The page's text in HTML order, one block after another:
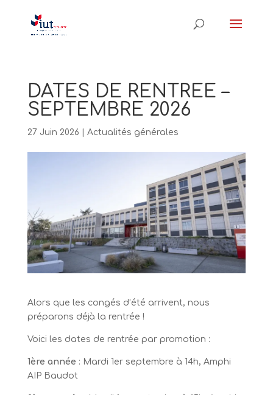
DATES DE RENTREE –
SEPTEMBRE 2026
27 Juin 2026 Actualités générales
Alors que les congés d’été arrivent, nous
préparons déjà la rentrée !
Voici les dates de rentrée par promotion :
1ère année : Mardi 1er septembre à 14h, Amphi
AIP Baudot